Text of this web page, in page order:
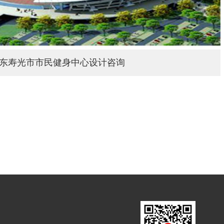
寿光市市民健身中心设计咨询